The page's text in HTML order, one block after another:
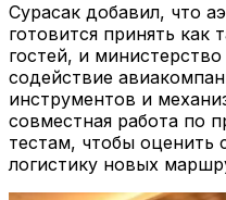
Сурасак добавил, что
готовится принять как
гостей, и
содействие
инструментов и
совместная работа по
тестам, чтобы оценить
логистику новых